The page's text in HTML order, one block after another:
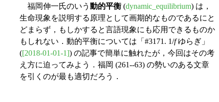
福岡伸一氏のいう 動的平衡 (dynamic_equilibrium) は，
生命現象を説明する原理として画期的なものであるにと
どまらず，もしかすると言語現象にも応用できるものか
もしれない．動的平衡については「#3171. 1/fゆらぎ」
([2018-01-01-1]) の記事で簡単に触れたが，今回はその考
え方に迫ってみよう．福岡 (261--63) の勢いのある文章
を引くのが最も適切だろう．